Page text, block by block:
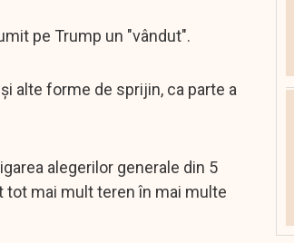
pe Trump un "vândut".
alte forme de sprijin, ca parte a
alegerilor generale din 5
tot mai mult teren în mai multe